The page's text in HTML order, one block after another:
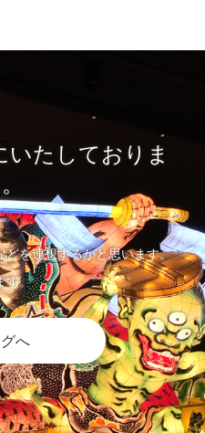
いたしておりま
を連想するかと思います。
す。
へ